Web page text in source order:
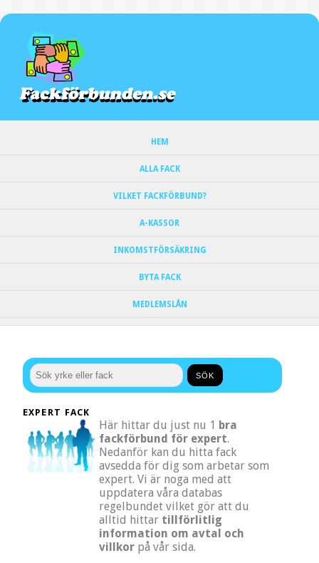
HEM
ALLA FACK
VILKET FACKFÖRBUND?
A-KASSOR
INKOMSTFÖRSÄKRING
BYTA FACK
MEDLEMSLÅN
EXPERT FACK
Här hittar du just nu 1 bra
fackförbund för expert.
Nedanför kan du hitta fack
avsedda för dig som arbetar som
expert. Vi är noga med att
uppdatera våra databas
regelbundet vilket gör att du
alltid hittar tillförlitlig
information om avtal och
villkor på vår sida.